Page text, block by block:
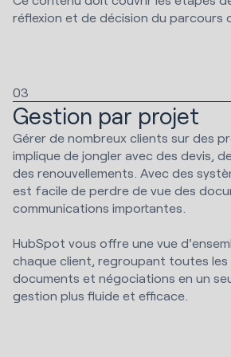
réflexion et de décision du parcours
03
Gestion par projet
Gérer de nombreux clients sur des
implique de jongler avec des devis,
des renouvellements. Avec des
est facile de perdre de vue des
communications importantes.
HubSpot vous offre une vue
chaque client, regroupant toutes
documents et négociations en un
gestion plus fluide et efficace.